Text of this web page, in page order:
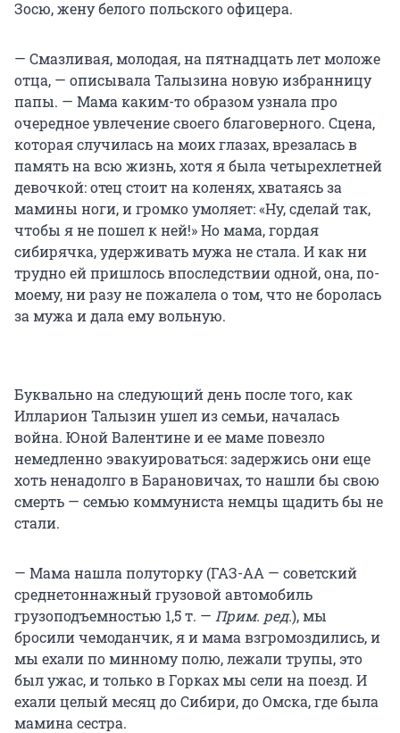
Зосю, жену белого польского офицера.
— Смазливая, молодая, на пятнадцать лет моложе
отца, — описывала Талызина новую избранницу
папы. — Мама каким-то образом узнала про
очередное увлечение своего благоверного. Сцена,
которая случилась на моих глазах, врезалась в
память на всю жизнь, хотя я была четырехлетней
девочкой: отец стоит на коленях, хватаясь за
мамины ноги, и громко умоляет: «Ну, сделай так,
чтобы я не пошел к ней!» Но мама, гордая
сибирячка, удерживать мужа не стала. И как ни
трудно ей пришлось впоследствии одной, она, по-
моему, ни разу не пожалела о том, что не боролась
за мужа и дала ему вольную.
Буквально на следующий день после того, как
Илларион Талызин ушел из семьи, началась
война. Юной Валентине и ее маме повезло
немедленно эвакуироваться: задержись они еще
хоть ненадолго в Барановичах, то нашли бы свою
смерть — семью коммуниста немцы щадить бы не
стали.
— Мама нашла полуторку (ГАЗ-АА — советский
среднетоннажный грузовой автомобиль
грузоподъемностью 1,5 т. — Прим. ред.), мы
бросили чемоданчик, я и мама взгромоздились, и
мы ехали по минному полю, лежали трупы, это
был ужас, и только в Горках мы сели на поезд. И
ехали целый месяц до Сибири, до Омска, где была
мамина сестра.